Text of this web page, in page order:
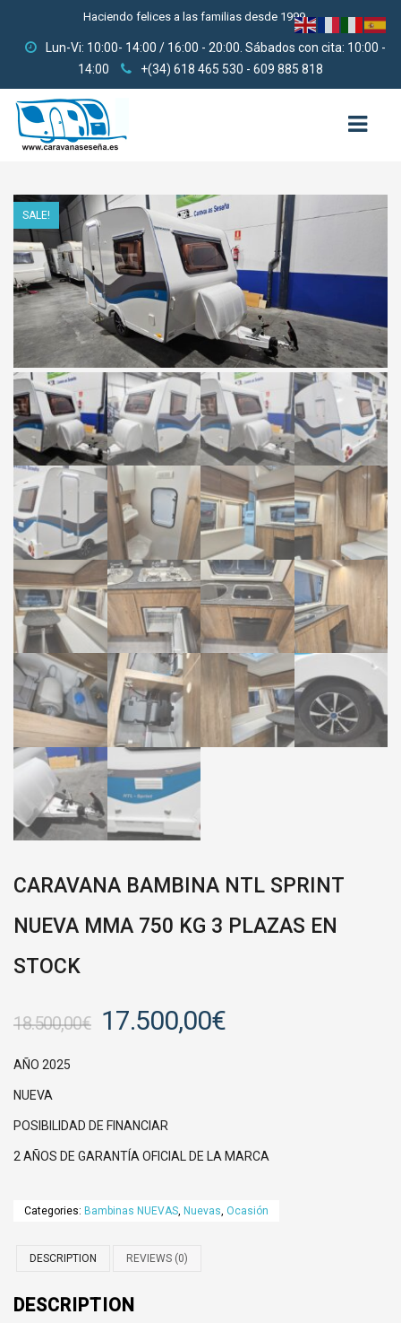
Haciendo felices a las familias desde 1999
Lun-Vi: 10:00- 14:00 / 16:00 - 20:00. Sábados con cita: 10:00 -
14:00
+(34) 618 465 530 - 609 885 818
HOME
QUIENES SOMOS
USADAS
3000-6000
6000-9000
9000-12000
12000-18000
NUEVAS
FENDT
BAMBINAS NUEVAS
FINANCIACIÓN
CONTACTO
SALE!
CARAVANA BAMBINA NTL SPRINT
NUEVA MMA 750 KG 3 PLAZAS EN
STOCK
18.500,00€ 17.500,00€
AÑO 2025
NUEVA
POSIBILIDAD DE FINANCIAR
2 AÑOS DE GARANTÍA OFICIAL DE LA MARCA
Categories: Bambinas NUEVAS Nuevas Ocasión
DESCRIPTION REVIEWS (0)
DESCRIPTION